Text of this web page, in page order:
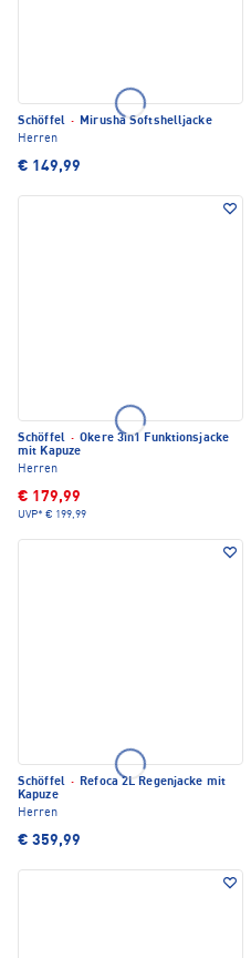
Schöffel · Mirusha Softshelljacke
Herren
€ 149,99
Schöffel · Okere 3in1 Funktionsjacke
mit Kapuze
Herren
€ 179,99
UVP* € 199,99
Schöffel · Refoca 2L Regenjacke mit
Kapuze
Herren
€ 359,99